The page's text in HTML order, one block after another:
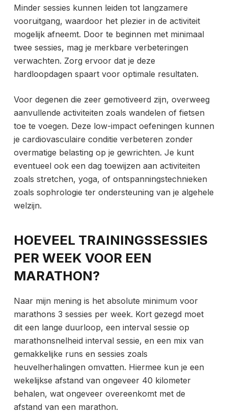
Minder sessies kunnen leiden tot langzamere
vooruitgang, waardoor het plezier in de activiteit
mogelijk afneemt. Door te beginnen met minimaal
twee sessies, mag je merkbare verbeteringen
verwachten. Zorg ervoor dat je deze
hardloopdagen spaart voor optimale resultaten.
Voor degenen die zeer gemotiveerd zijn, overweeg
aanvullende activiteiten zoals wandelen of fietsen
toe te voegen. Deze low-impact oefeningen kunnen
je cardiovasculaire conditie verbeteren zonder
overmatige belasting op je gewrichten. Je kunt
eventueel ook een dag toewijzen aan activiteiten
zoals stretchen, yoga, of ontspanningstechnieken
zoals sophrologie ter ondersteuning van je algehele
welzijn.
HOEVEEL TRAININGSSESSIES
PER WEEK VOOR EEN
MARATHON?
Naar mijn mening is het absolute minimum voor
marathons 3 sessies per week. Kort gezegd moet
dit een lange duurloop, een interval sessie op
marathonsnelheid interval sessie, en een mix van
gemakkelijke runs en sessies zoals
heuvelherhalingen omvatten. Hiermee kun je een
wekelijkse afstand van ongeveer 40 kilometer
behalen, wat ongeveer overeenkomt met de
afstand van een marathon.